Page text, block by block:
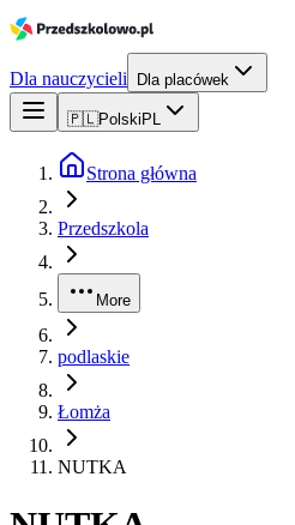
Dla nauczycieli Dla placówek
🇵🇱Polski PL
Strona główna
Przedszkola
More
podlaskie
Łomża
NUTKA